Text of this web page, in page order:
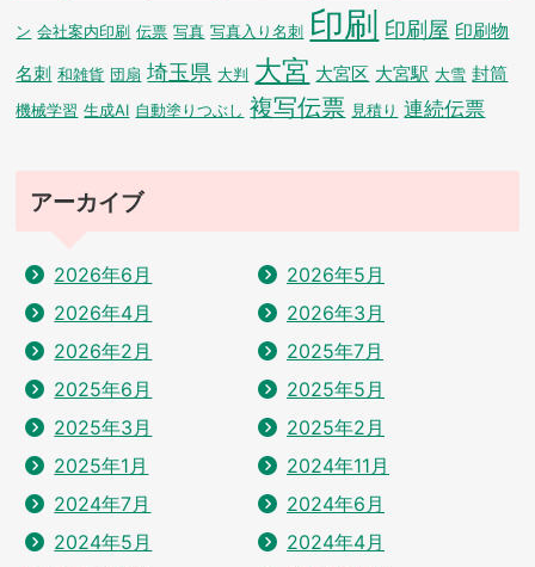
ン 会社案内印刷 伝票 写真 写真入り名刺 印刷 印刷屋 印刷物
名刺 和雑貨 団扇 埼玉県 大判 大宮 大宮区 大宮駅 大雪 封筒
機械学習 生成AI 自動塗りつぶし 複写伝票 見積り 連続伝票
アーカイブ
2026年6月
2026年5月
2026年4月
2026年3月
2026年2月
2025年7月
2025年6月
2025年5月
2025年3月
2025年2月
2025年1月
2024年11月
2024年7月
2024年6月
2024年5月
2024年4月